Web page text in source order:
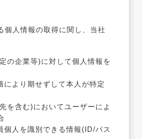
個人情報の取得に関し、当社
の企業等)に対して個人情報を
により期せずして本人が特定
を含む)においてユーザーによ
個人を識別できる情報(ID/パス